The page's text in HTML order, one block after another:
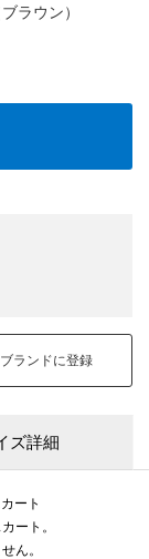
ラウン）
ランドに登録
ズ詳細
ート
ート。
ん。